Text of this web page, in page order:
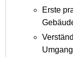
Erste